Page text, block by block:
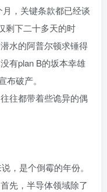
，关键条款都已经谈
剩下二十多天的时
水的阿普尔顿求锤得
有plan B的坂本幸雄
破产。
往都带着些诡异的偶
，是个倒霉的年份。
先，半导体领域除了